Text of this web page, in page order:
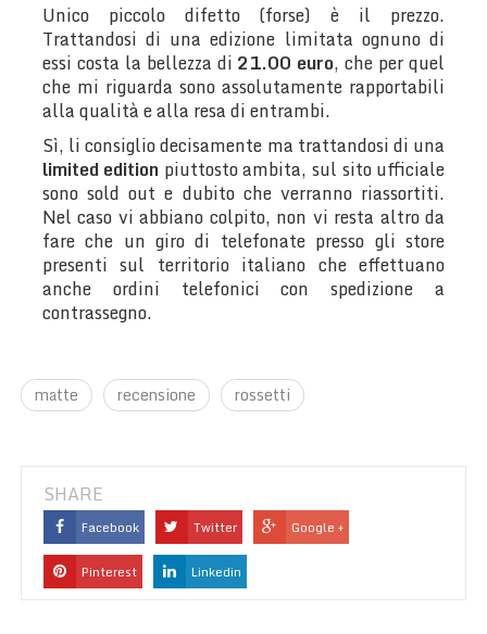
Unico piccolo difetto (forse) è il prezzo.
Trattandosi di una edizione limitata ognuno di
essi costa la bellezza di 21.00 euro, che per quel
che mi riguarda sono assolutamente rapportabili
alla qualità e alla resa di entrambi.
Sì, li consiglio decisamente ma trattandosi di una
limited edition piuttosto ambita, sul sito ufficiale
sono sold out e dubito che verranno riassortiti.
Nel caso vi abbiano colpito, non vi resta altro da
fare che un giro di telefonate presso gli store
presenti sul territorio italiano che effettuano
anche ordini telefonici con spedizione a
contrassegno.
matte recensione rossetti
SHARE
Facebook Twitter Google +
Pinterest Linkedin